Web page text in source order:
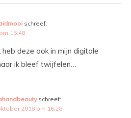
schreef:
15:48
deze ook in mijn digitale
ik bleef twijfelen…
schreef:
2018 om 16:28